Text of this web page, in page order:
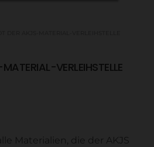
VERLEIHSTELLE
Materialien, die der AKJS